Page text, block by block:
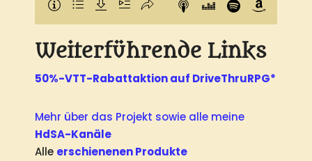
Weiterführende Links
50%-VTT-Rabattaktion auf DriveThruRPG*
Mehr über das Projekt sowie alle meine
HdSA-Kanäle
Alle erschienenen Produkte